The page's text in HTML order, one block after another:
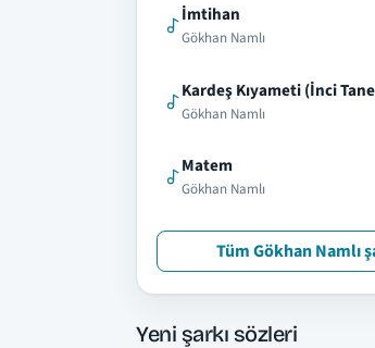
İmtihan
Gökhan Namlı
Kardeş Kıyameti (İnci
Gökhan Namlı
Matem
Gökhan Namlı
Tüm Gökhan Namlı
Yeni şarkı sözleri